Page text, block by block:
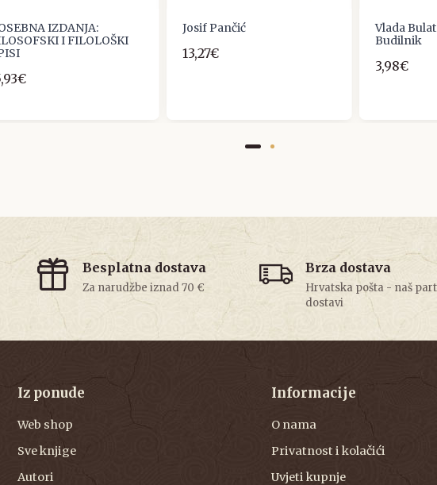
IZDANJA:
I FILOLOŠKI
Josif Pančić
13,27€
Vlada
Budilnik
3,98€
Besplatna dostava
Za narudžbe iznad 70 €
Brza dostava
Hrvatska pošta - naš
dostavi
Iz ponude
Web shop
Sve knjige
Autori
Informacije
O nama
Privatnost i kolačići
Uvjeti kupnje